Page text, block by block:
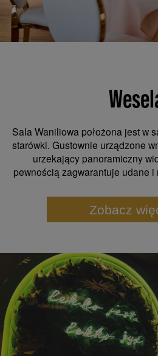
Sala Waniliowa położona jest w
starówki. Gustownie urządzone
urzekający panoramiczny
pewnością zagwarantuje udane
Zobacz